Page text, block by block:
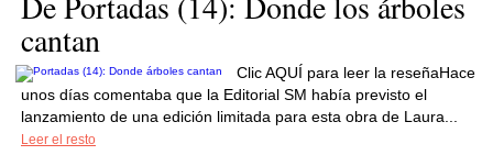
cantan
Clic AQUÍ para leer la reseñaHace
unos días comentaba que la Editorial SM había previsto el
lanzamiento de una edición limitada para esta obra de Laura...
Leer el resto